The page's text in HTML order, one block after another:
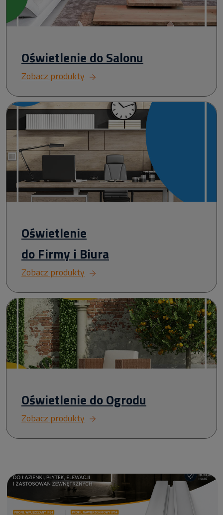
Oświetlenie do Salonu
Zobacz produkty
Oświetlenie
do Firmy i Biura
Zobacz produkty
Oświetlenie do Ogrodu
Zobacz produkty